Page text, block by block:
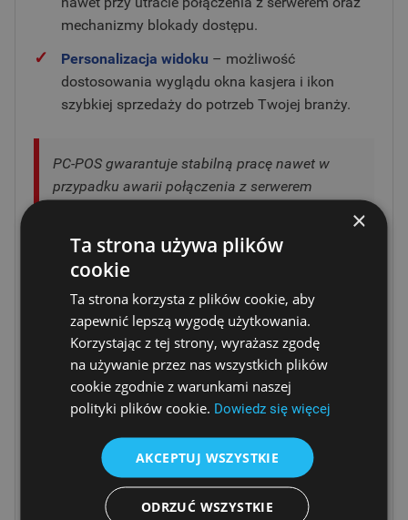
mechanizmy blokady dostępu.
✓ Personalizacja widoku – możliwość
dostosowania wyglądu okna kasjera i ikon
szybkiej sprzedaży do potrzeb Twojej branży.
PC-POS gwarantuje stabilną pracę nawet w
przypadku awarii połączenia z serwerem
MAKSYMALNA WYDAJNOŚĆ DZIĘKI
INTEGRACJI SYSTEMOWEJ
PC-POS iPC-Markettworzą kompleksowy system do
zarządzania placówką handlową, który pozwala na
bieżąco monitorować kondycję Twojego biznesu.
Program oferuje zaawansowane funkcje
lojalnościowe, doliczając punkty do kart stałego
klienta i automatycznie naliczając przysługujące
rabaty. Dzięki modularnej budowie, system rośnie
wraz z Twoimi potrzebami, umożliwiając m.in.
×
Ta strona używa plików
cookie
Ta strona korzysta z plików cookie, aby
zapewnić lepszą wygodę użytkowania.
Korzystając z tej strony, wyrażasz zgodę
na używanie przez nas wszystkich plików
cookie zgodnie z warunkami naszej
polityki plików cookie. Dowiedz się więcej
AKCEPTUJ WSZYSTKIE
ODRZUĆ WSZYSTKIE